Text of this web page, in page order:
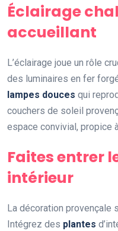
Éclairage
accueillant
L’éclairage joue un rôle
des luminaires en fer
lampes douces qui
couchers de soleil
espace convivial, propice
Faites entrer
intérieur
La décoration provençale
Intégrez des plantes